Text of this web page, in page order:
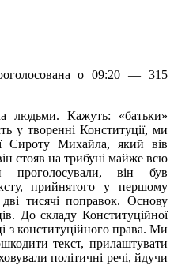
о 09:20 — 315
людьми. Кажуть: «батьки»
у творенні Конституції, ми
Сироту Михайла, який вів
стояв на трибуні майже всю
він був
прийнятого у першому
тисячі поправок. Основу
До складу Конституційної
з конституційного права. Ми
текст, прилаштувати
політичні речі, йдучи